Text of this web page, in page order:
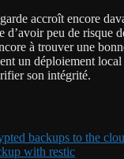
accroît encore
d’avoir peu de risque
à trouver une
un déploiement
son intégrité.
backups to the
with restic